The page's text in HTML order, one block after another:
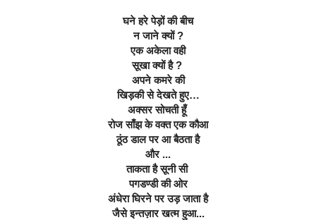
घने हरे पेड़ों की बीच
न जाने क्यों ?
एक अकेला वही
सूखा क्यों है ?
अपने कमरे की
खिड़की से देखते हुए…
अक्सर सोचती हूँ
रोज साँझ के वक्त एक कौआ
ठूंठ डाल पर आ बैठता है
और ...
ताकता है सूनी सी
पगडण्डी की ओर
अंधेरा घिरने पर उड़ जाता है
जैसे इन्तज़ार खत्म हुआ...